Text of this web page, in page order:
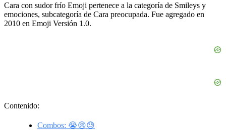
Cara con sudor frío Emoji pertenece a la categoría de Smileys y
emociones, subcategoría de Cara preocupada. Fue agregado en
2010 en Emoji Versión 1.0.
Contenido:
Combos: 😭😢😓